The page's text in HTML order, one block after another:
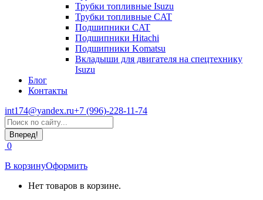
Трубки топливные Isuzu
Трубки топливные CAT
Подшипники CAT
Подшипники Hitachi
Подшипники Komatsu
Вкладыши для двигателя на спецтехнику
Isuzu
Блог
Контакты
int174@yandex.ru+7 (996)-228-11-74
Страница
WhatsApp
открывается
в
новом
окне
Поиск:
0
В корзинуОформить
Нет товаров в корзине.